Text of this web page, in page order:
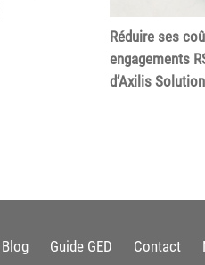
Réduire ses
engagements
d’Axilis
Blog Guide GED Contact